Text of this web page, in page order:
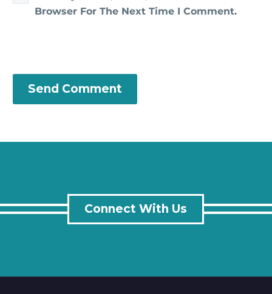
Browser For The Next Time I Comment.
Send Comment
Connect With Us